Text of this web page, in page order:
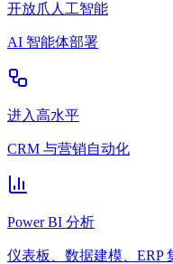
开放爪人工智能
AI 智能体部署
进入高水平
CRM 与营销自动化
Power BI 分析
仪表板、数据建模、ERP